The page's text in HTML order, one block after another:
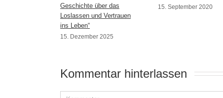
Geschichte über das
Loslassen und Vertrauen
ins Leben“
15. Dezember 2025
15. September 2020
Kommentar hinterlassen